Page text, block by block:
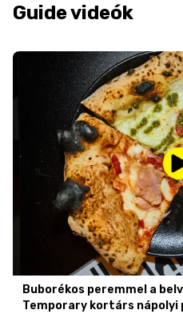
Guide videók
Buborékos peremmel a
Temporary kortárs nápolyi